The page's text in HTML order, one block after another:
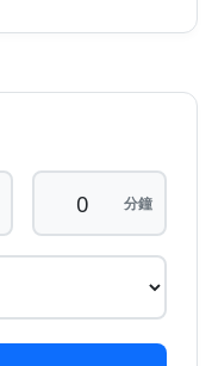
7/1/2027
8/1/2027
分鐘